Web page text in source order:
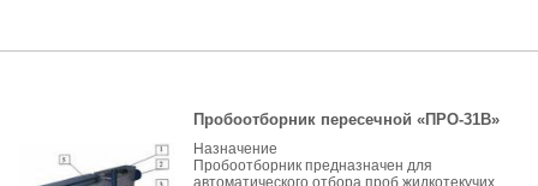
Пробоотборник пересечной «ПРО-31В»
Назначение
Пробоотборник предназначен для
автоматического отбора проб жидкотекучих